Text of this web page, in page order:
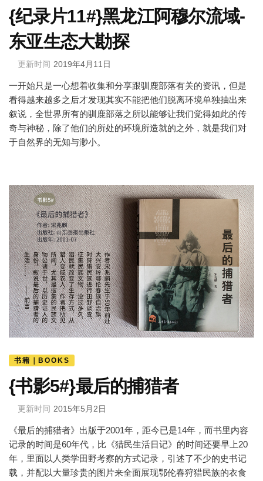
{纪录片11#}黑龙江阿穆尔流域-
东亚生态大勘探
更新时间 2019年4月11日
一开始只是一心想着收集和分享跟驯鹿部落有关的资讯，但是
看得越来越多之后才发现其实不能把他们脱离环境单独抽出来
叙说，全世界所有的驯鹿部落之所以能够让我们觉得如此的传
奇与神秘，除了他们的所处的环境所造就的之外，就是我们对
于自然界的无知与渺小。
书籍｜BOOKS
{书影5#}最后的捕猎者
更新时间 2015年5月2日
《最后的捕猎者》出版于2001年，距今已是14年，而书里内容
记录的时间是60年代，比《猎民生活日记》的时间还要早上20
年，里面以人类学田野考察的方式记录，引述了不少的史书记
载，并配以大量珍贵的图片来全面展现鄂伦春狩猎民族的衣食